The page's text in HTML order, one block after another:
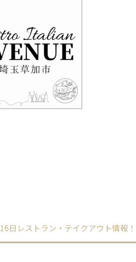
16日レストラン・テイクアウト情報